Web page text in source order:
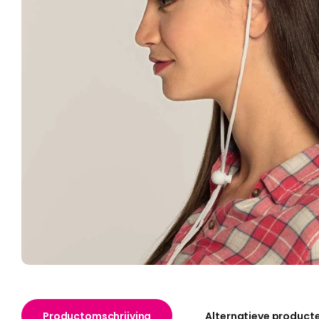
Productomschrijving Alternatieve